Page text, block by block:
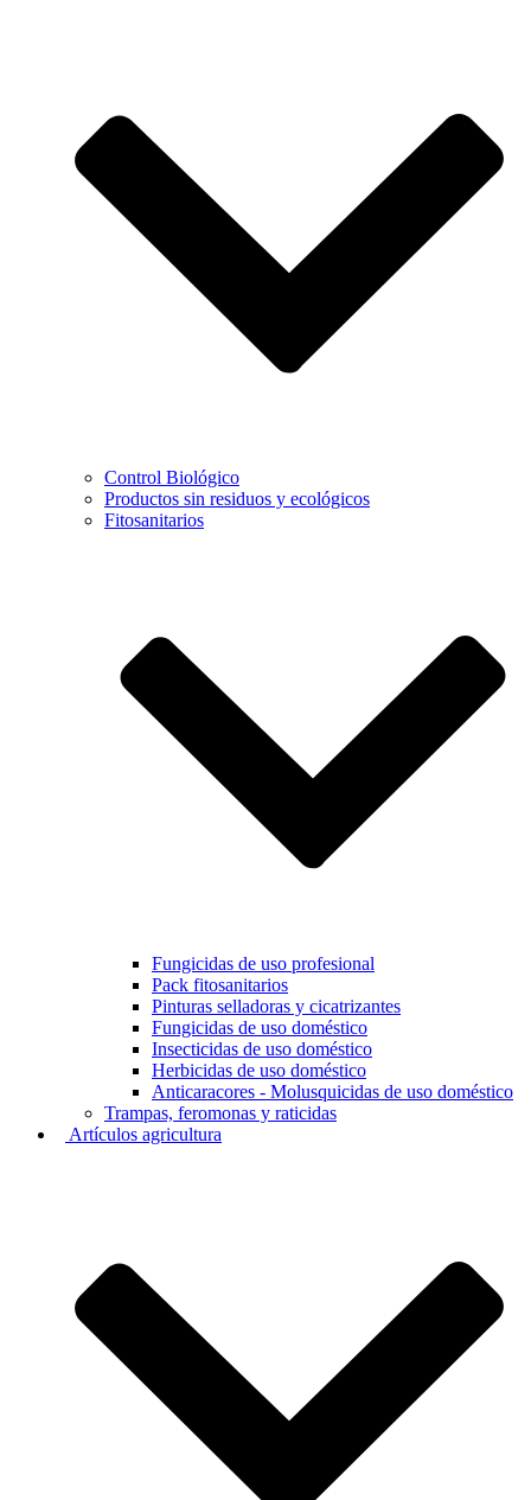
Control Biológico
Productos sin residuos y ecológicos
Fitosanitarios
Fungicidas de uso profesional
Pack fitosanitarios
Pinturas selladoras y cicatrizantes
Fungicidas de uso doméstico
Insecticidas de uso doméstico
Herbicidas de uso doméstico
Anticaracores - Molusquicidas de uso doméstico
Trampas, feromonas y raticidas
Artículos agricultura